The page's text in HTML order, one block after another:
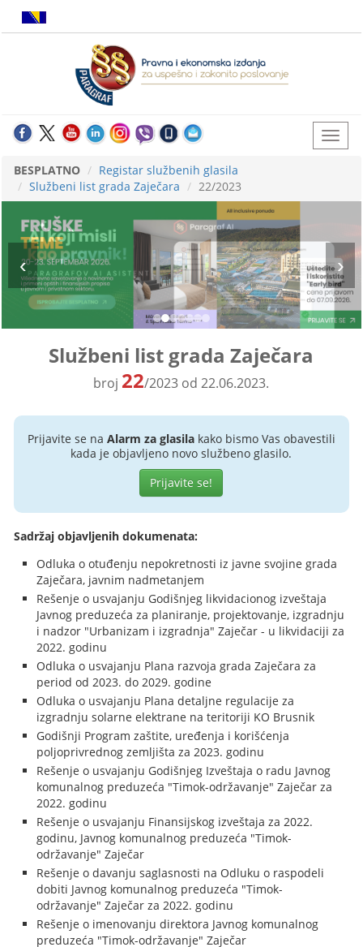
BESPLATNO
Registar službenih glasila
Službeni list grada Zaječara
22/2023
Službeni list grada Zaječara
broj 22/2023 od 22.06.2023.
Prijavite se na Alarm za glasilakako bismo Vas obavestili
kada je objavljeno novo službeno glasilo.
Prijavite se!
Sadržaj objavljenih dokumenata:
Odluka o otuđenju nepokretnosti iz javne svojine grada
Zaječara, javnim nadmetanjem
Rešenje o usvajanju Godišnjeg likvidacionog izveštaja
Javnog preduzeća za planiranje, projektovanje, izgradnju
i nadzor "Urbanizam i izgradnja" Zaječar - u likvidaciji za
2022. godinu
Odluka o usvajanju Plana razvoja grada Zaječara za
period od 2023. do 2029. godine
Odluka o usvajanju Plana detaljne regulacije za
izgradnju solarne elektrane na teritoriji KO Brusnik
Godišnji Program zaštite, uređenja i korišćenja
poljoprivrednog zemljišta za 2023. godinu
Rešenje o usvajanju Godišnjeg Izveštaja o radu Javnog
komunalnog preduzeća "Timok-održavanje" Zaječar za
2022. godinu
Rešenje o usvajanju Finansijskog izveštaja za 2022.
godinu, Javnog komunalnog preduzeća "Timok-
održavanje" Zaječar
Rešenje o davanju saglasnosti na Odluku o raspodeli
dobiti Javnog komunalnog preduzeća "Timok-
održavanje" Zaječar za 2022. godinu
Rešenje o imenovanju direktora Javnog komunalnog
preduzeća "Timok-održavanje" Zaječar